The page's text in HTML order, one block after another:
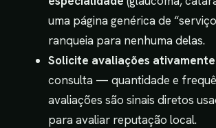
uma página genérica de
ranqueia para nenhuma delas.
Solicite avaliações ativamente
consulta — quantidade e
avaliações são sinais diretos
para avaliar reputação local.